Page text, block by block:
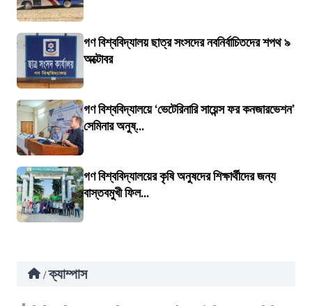
গণ বিশ্ববিদ্যালয় ছাত্র সংসদের নবনির্বাচিতদের শপথ ৯
অক্টোবর
গণ বিশ্ববিদ্যালয়ে ‘ভেটেরিনারি সায়েন্স ফর কনজারভেশন’
সেমিনার অনুষ্...
গণ বিশ্ববিদ্যালয়ের কৃষি অনুষদের শিক্ষার্থীদের জন্য
বাস্তবমুখী ফিল...
/ ক্যাম্পাস